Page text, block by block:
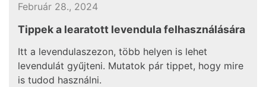
Február 28., 2024
Tippek a learatott levendula felhasználására
Itt a levendulaszezon, több helyen is lehet
levendulát gyűjteni. Mutatok pár tippet, hogy mire
is tudod használni.